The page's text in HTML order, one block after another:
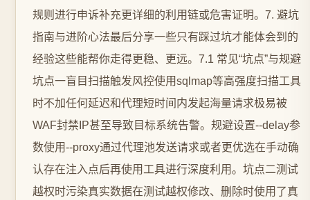
规则进行申诉补充更详细的利用链或危害证明。7. 避坑
指南与进阶心法最后分享一些只有踩过坑才能体会到的
经验这些能帮你走得更稳、更远。7.1 常见“坑点”与规避
坑点一盲目扫描触发风控使用sqlmap等高强度扫描工具
时不加任何延迟和代理短时间内发起海量请求极易被
WAF封禁IP甚至导致目标系统告警。规避设置--delay参
数使用--proxy通过代理池发送请求或者更优选在手动确
认存在注入点后再使用工具进行深度利用。坑点二测试
越权时污染真实数据在测试越权修改、删除时使用了真